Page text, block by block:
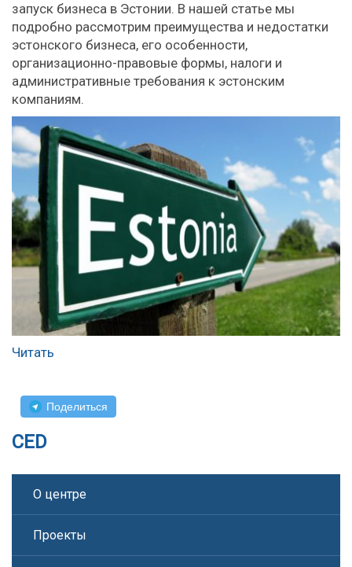
запуск бизнеса в Эстонии. В нашей статье мы
подробно рассмотрим преимущества и недостатки
эстонского бизнеса, его особенности,
организационно-правовые формы, налоги и
административные требования к эстонским
компаниям.
Читать
Поделиться
CED
О центре
Проекты